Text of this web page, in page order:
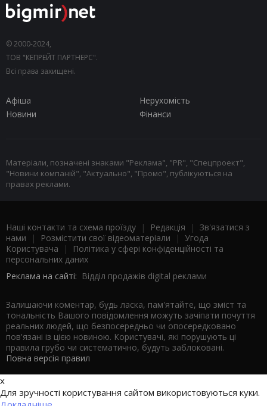
© 2000-2024,
ТОВ "КЕПРЕЙТ ПАРТНЕРС".
Всі права захищені.
Афіша
Нерухомість
Новини
Фінанси
Матеріали, позначені знаками "Реклама", "PR", "Спецпроект",
"Новини компаній", "Актуально", "Промо", публікуються на
правах реклами.
Наші контакти та схема проїзду | Редакція | Зв'язатися з
нами | Розмістити свої відеоматеріали | Угода
Користувача |
Політика у сфері конфіденційності та
персональних даних
Реклама на сайті: Відділ продажів digital реклами
Залишаючи коментар, будь ласка, пам'ятайте, що зміст та
тональність Вашого повідомлення можуть зачіпати почуття
реальних людей, що безпосередньо чи опосередковано
пов'язані із цією новиною. Користувачі, які порушують ці
правила грубо чи систематично, будуть заблоковані.
Повна версія правил
x
Для зручності користування сайтом використовуються куки.